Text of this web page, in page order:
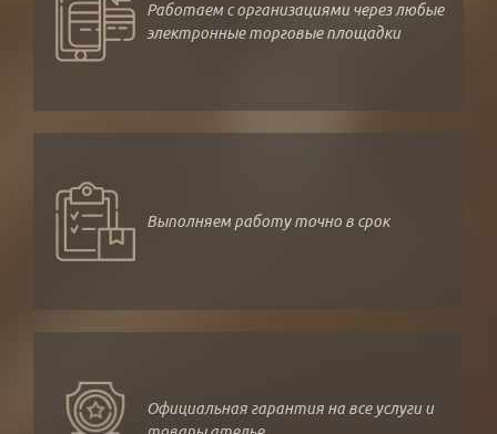
Работаем с организациями через любые
электронные торговые площадки
Выполняем работу точно в срок
Официальная гарантия на все услуги и